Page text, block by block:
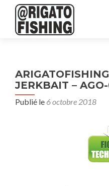
JERKBAIT –
Publié le 6 octobre 2018